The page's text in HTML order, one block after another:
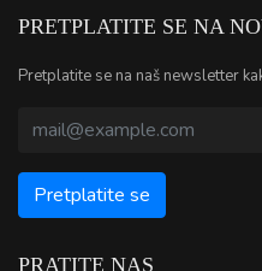
PRETPLATITE SE NA
Pretplatite se na naš newsletter
PRATITE NAS